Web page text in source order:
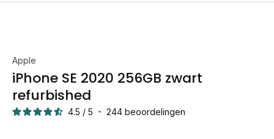
Apple
iPhone SE 2020 256GB zwart
refurbished
4.5 / 5 - 244 beoordelingen